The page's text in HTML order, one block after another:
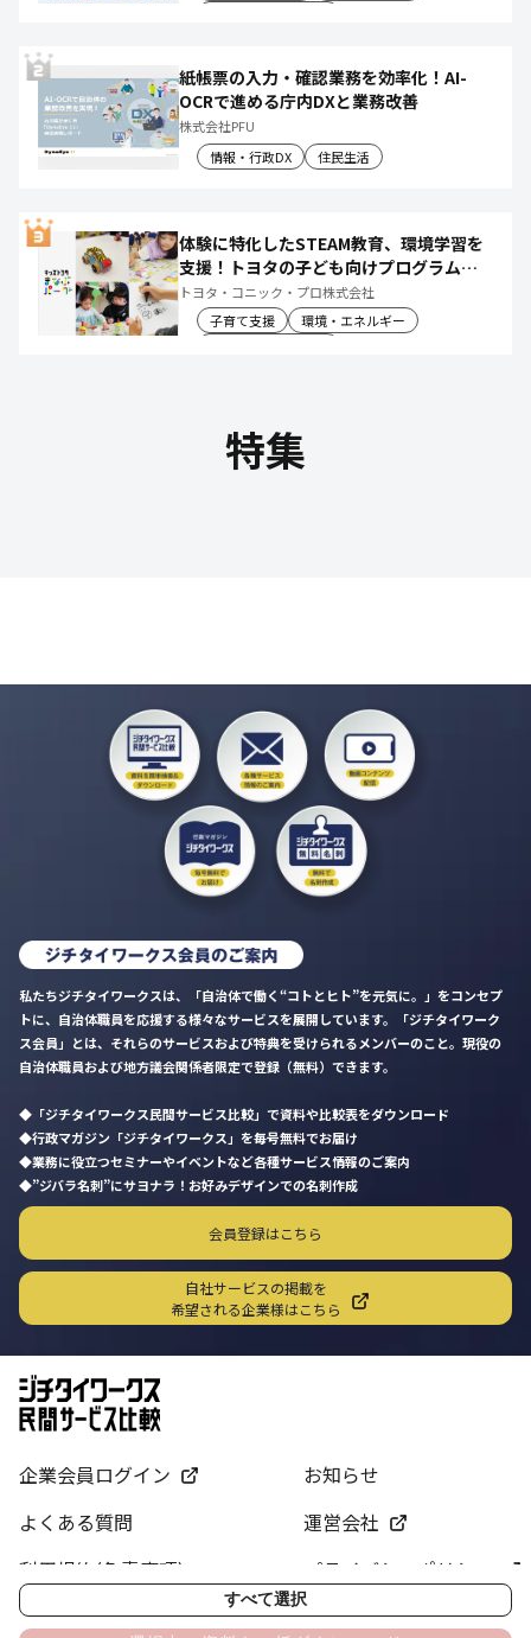
すべて選択
紙帳票の入力・確認業務を効率化！AI-
OCRで進める庁内DXと業務改善
株式会社PFU
情報・行政DX
住民生活
体験に特化したSTEAM教育、環境学習を
支援！トヨタの子ども向けプログラムで
社会や将来について楽しく学べる体験機
会を創出
トヨタ・コニック・プロ株式会社
子育て支援
環境・エネルギー
特集
私たちジチタイワークスは、「自治体で働く“コトとヒト”を元気に。」をコンセプ
トに、自治体職員を応援する様々なサービスを展開しています。「ジチタイワーク
ス会員」とは、それらのサービスおよび特典を受けられるメンバーのこと。現役の
自治体職員および地方議会関係者限定で登録（無料）できます。
「ジチタイワークス民間サービス比較」で資料や比較表をダウンロード
行政マガジン「ジチタイワークス」を毎号無料でお届け
業務に役立つセミナーやイベントなど各種サービス情報のご案内
”ジバラ名刺”にサヨナラ！お好みデザインでの名刺作成
会員登録はこちら
自社サービスの掲載を
希望される企業様はこちら
企業会員ログイン
お知らせ
よくある質問
運営会社
利用規約(免責事項)
プライバシーポリシー
サイトマップ
お問い合わせ